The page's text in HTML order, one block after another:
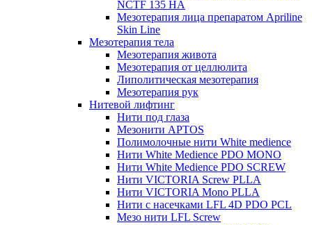
NCTF 135 HA
Мезотерапия лица препаратом Apriline
Skin Line
Мезотерапия тела
Мезотерапия живота
Мезотерапия от целлюлита
Липолитическая мезотерапия
Мезотерапия рук
Нитевой лифтинг
Нити под глаза
Мезонити APTOS
Полимолочные нити White medience
Нити White Medience PDO MONO
Нити White Medience PDO SCREW
Нити VICTORIA Screw PLLA
Нити VICTORIA Mono PLLA
Нити с насечками LFL 4D PDO PCL
Мезо нити LFL Screw